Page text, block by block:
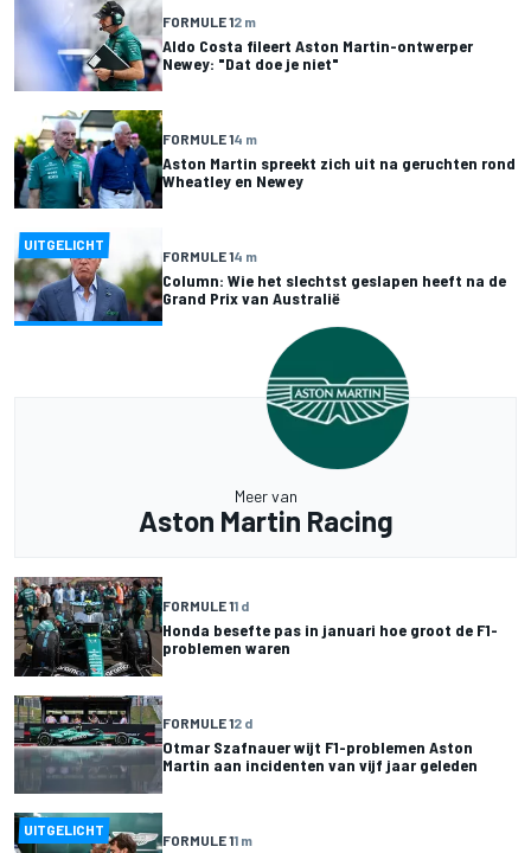
FORMULE 12 m
Aldo Costa fileert Aston Martin-ontwerper
Newey: "Dat doe je niet"
FORMULE 14 m
Aston Martin spreekt zich uit na geruchten rond
Wheatley en Newey
UITGELICHT
FORMULE 14 m
Column: Wie het slechtst geslapen heeft na de
Grand Prix van Australië
Meer van
Aston Martin Racing
FORMULE 11 d
Honda besefte pas in januari hoe groot de F1-
problemen waren
FORMULE 12 d
Otmar Szafnauer wijt F1-problemen Aston
Martin aan incidenten van vijf jaar geleden
UITGELICHT
FORMULE 11 m